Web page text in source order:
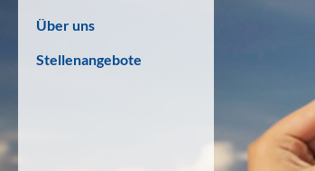
Über uns
Stellenangebote